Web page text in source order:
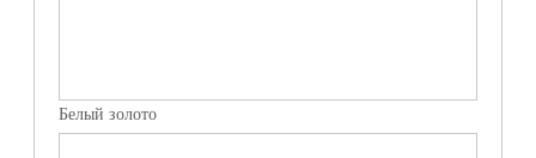
Белый золото